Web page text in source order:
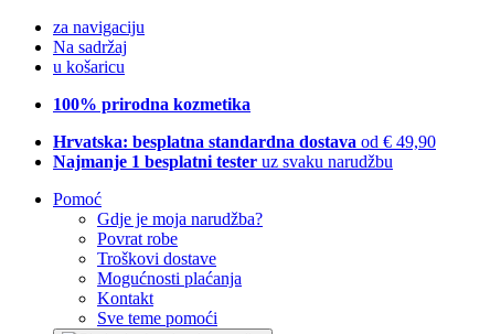
za navigaciju
Na sadržaj
u košaricu
100% prirodna kozmetika
Hrvatska: besplatna standardna dostava od € 49,90
Najmanje 1 besplatni tester uz svaku narudžbu
Pomoć
Gdje je moja narudžba?
Povrat robe
Troškovi dostave
Mogućnosti plaćanja
Kontakt
Sve teme pomoći